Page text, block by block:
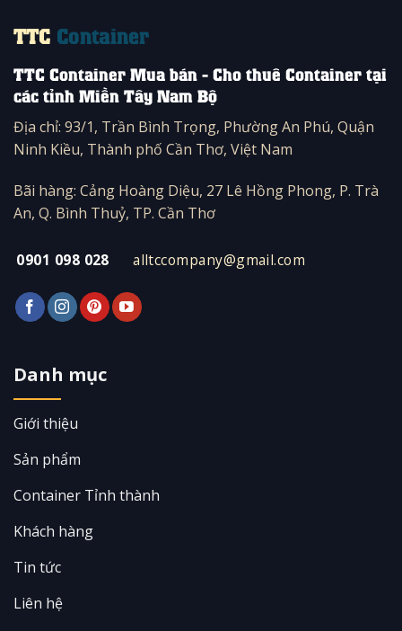
TTC Container
TTC Container Mua bán - Cho thuê Container tại
các tỉnh Miền Tây Nam Bộ
Địa chỉ: 93/1, Trần Bình Trọng, Phường An Phú, Quận
Ninh Kiều, Thành phố Cần Thơ, Việt Nam
Bãi hàng: Cảng Hoàng Diệu, 27 Lê Hồng Phong, P. Trà
An, Q. Bình Thuỷ, TP. Cần Thơ
0901 098 028 alltccompany@gmail.com
Danh mục
Giới thiệu
Sản phẩm
Container Tỉnh thành
Khách hàng
Tin tức
Liên hệ